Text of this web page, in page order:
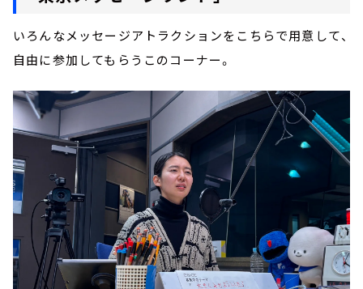
いろんなメッセージアトラクションをこちらで用意して、
自由に参加してもらうこのコーナー。